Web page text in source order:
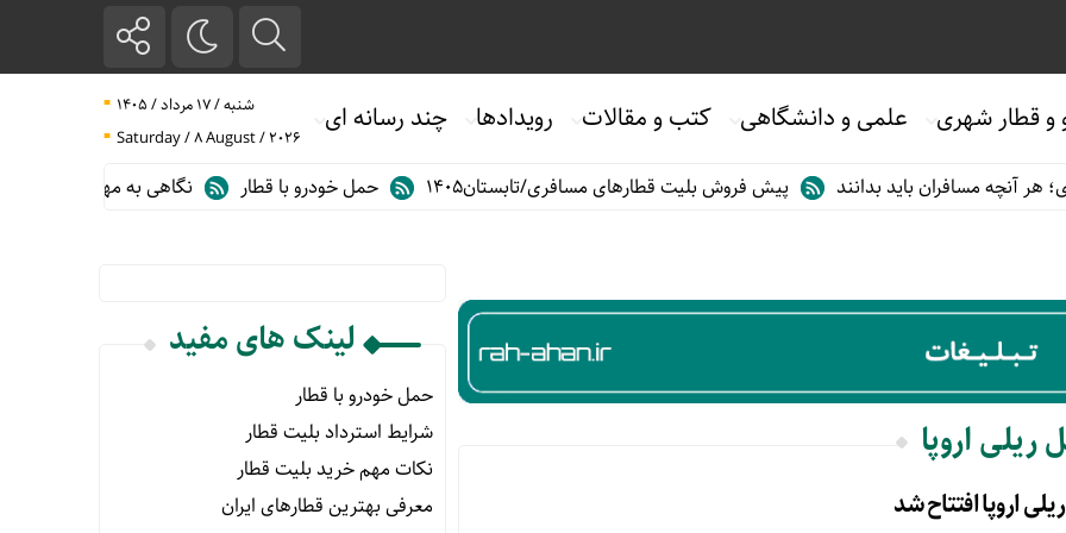
و قطار شهری علمی و دانشگاهی کتب و مقالات رویدادها چند رسانه ای
شنبه / ۱۷ مرداد / ۱۴۰۵
Saturday / 8 August / 2026
آنچه مسافران باید بدانند پیش فروش بلیت قطارهای مسافری/تابستان۱۴۰۵ حمل خودرو با قطار نگاهی به مهم ترین آمارهای حمل و
ریلی اروپا
اروپا افتتاح شد
لینک های مفید
حمل خودرو با قطار
شرایط استرداد بلیت قطار
نکات مهم خرید بلیت قطار
معرفی بهترین قطارهای ایران